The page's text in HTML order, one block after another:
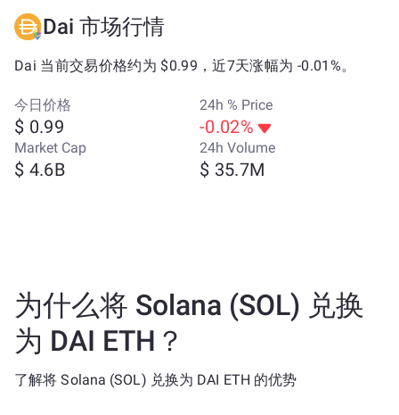
Dai 市场行情
Dai 当前交易价格约为 $0.99，近7天涨幅为 -0.01%。
今日价格
$ 0.99
24h % Price
-0.02%
Market Cap
$ 4.6B
24h Volume
$ 35.7M
为什么将 Solana (SOL) 兑换
为 DAI ETH？
了解将 Solana (SOL) 兑换为 DAI ETH 的优势